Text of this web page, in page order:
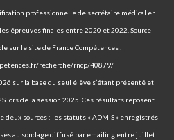
professionnelle de secrétaire médical en
épreuves finales entre 2020 et 2022. Source
sur le site de France Compétences :
recherche/rncp/40879/
sur la base du seul élève s’étant présenté et
lors de la session 2025. Ces résultats reposent
deux sources : les statuts « ADMIS » enregistrés
au sondage diffusé par emailing entre juillet